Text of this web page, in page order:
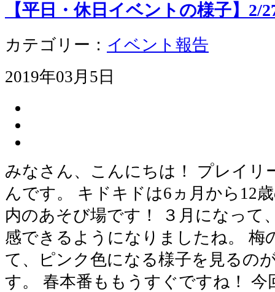
【平日・休日イベントの様子】2/
カテゴリー： イベント報告
2019年03月5日
みなさん、こんにちは！ プレイリ
んです。 キドキドは6ヵ月から12
内のあそび場です！ ３月になって
感できるようになりましたね。 梅
て、ピンク色になる様子を見るの
す。 春本番ももうすぐですね！